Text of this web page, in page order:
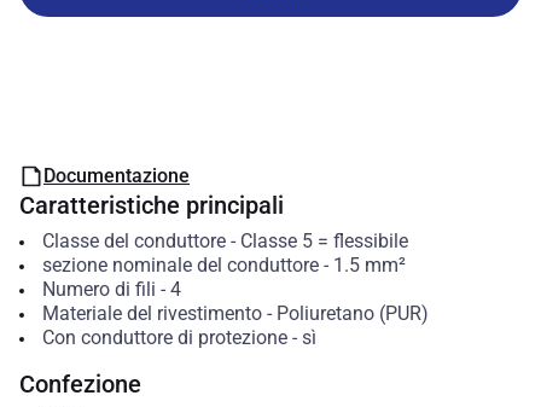
Documentazione
Caratteristiche principali
Classe del conduttore- Classe 5 = flessibile
sezione nominale del conduttore- 1.5 mm²
Numero di fili - 4
Materiale del rivestimento- Poliuretano (PUR)
Con conduttore di protezione- sì
Confezione